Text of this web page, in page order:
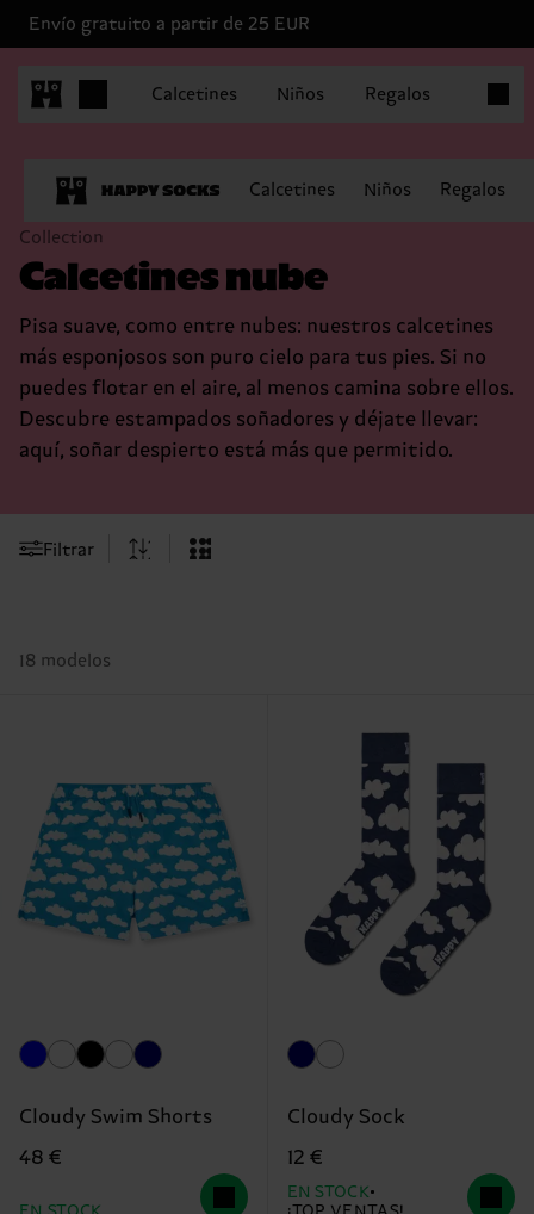
Envío gratuito a partir de 25 EUR
Calcetines Niños Regalos
Calcetines Niños Regalos
Collection
Calcetines nube
Pisa suave, como entre nubes: nuestros calcetines
más esponjosos son puro cielo para tus pies. Si no
puedes flotar en el aire, al menos camina sobre ellos.
Descubre estampados soñadores y déjate llevar:
aquí, soñar despierto está más que permitido.
Filtrar
18 modelos
Cloudy Swim Shorts
48 €
Cloudy Sock
12 €
EN STOCK